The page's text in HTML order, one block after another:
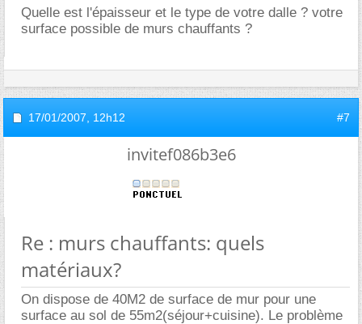
Quelle est l'épaisseur et le type de votre dalle ? votre
surface possible de murs chauffants ?
17/01/2007, 12h12 #7
invitef086b3e6
Re : murs chauffants: quels
matériaux?
On dispose de 40M2 de surface de mur pour une
surface au sol de 55m2(séjour+cuisine). Le problème